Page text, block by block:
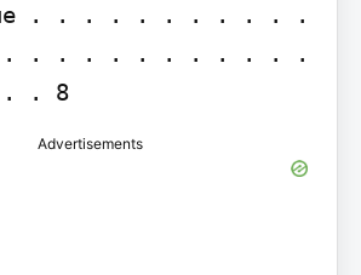
. . . . . . . . . . .
. . . . . . . . . . .
. 8
Advertisements